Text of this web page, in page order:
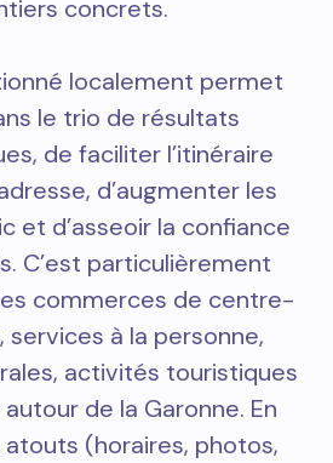
concrets.
localement permet
le trio de résultats
de faciliter l’itinéraire
d’augmenter les
et d’asseoir la confiance
C’est particulièrement
commerces de centre-
services à la personne,
activités touristiques
de la Garonne. En
(horaires, photos,